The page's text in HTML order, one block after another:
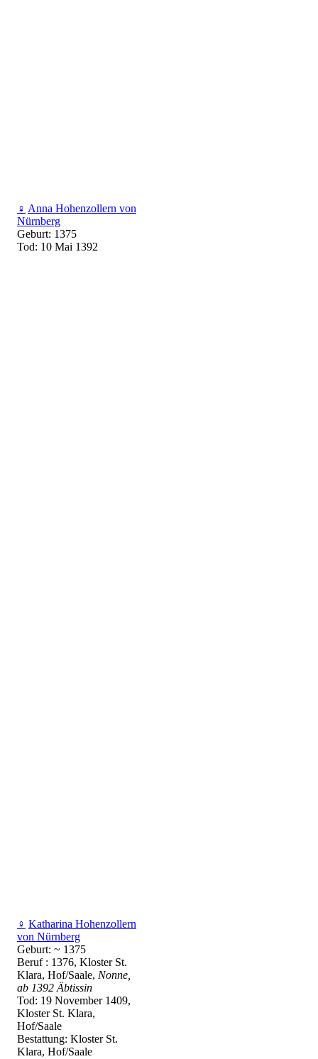
♀ Anna Hohenzollern von
Nürnberg
Geburt: 1375
Tod: 10 Mai 1392
♀ Katharina Hohenzollern
von Nürnberg
Geburt: ~ 1375
Beruf : 1376, Kloster St.
Klara, Hof/Saale, Nonne,
ab 1392 Äbtissin
Tod: 19 November 1409,
Kloster St. Klara,
Hof/Saale
Bestattung: Kloster St.
Klara, Hof/Saale